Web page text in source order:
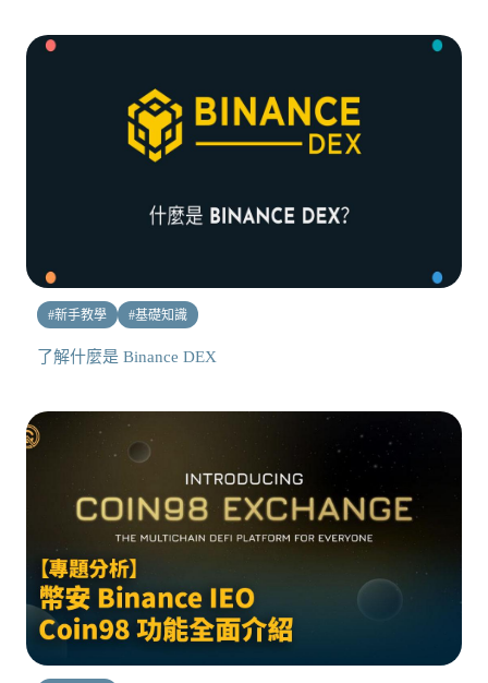
#新手教學 #基礎知識
了解什麼是 Binance DEX